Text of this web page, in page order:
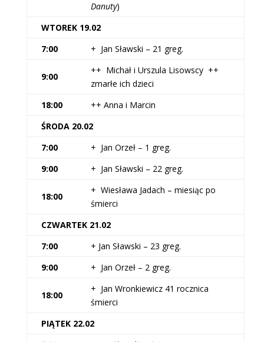
Danuty)
WTOREK 19.02
7:00
+ Jan Sławski – 21 greg.
9:00
++ Michał i Urszula Lisowscy ++
zmarłe ich dzieci
18:00
++ Anna i Marcin
ŚRODA 20.02
7:00
+ Jan Orzeł – 1 greg.
9:00
+ Jan Sławski – 22 greg.
18:00
+ Wiesława Jadach – miesiąc po
śmierci
CZWARTEK 21.02
7:00
+ Jan Sławski – 23 greg.
9:00
+ Jan Orzeł – 2 greg.
18:00
+ Jan Wronkiewicz 41 rocznica
śmierci
PIĄTEK 22.02